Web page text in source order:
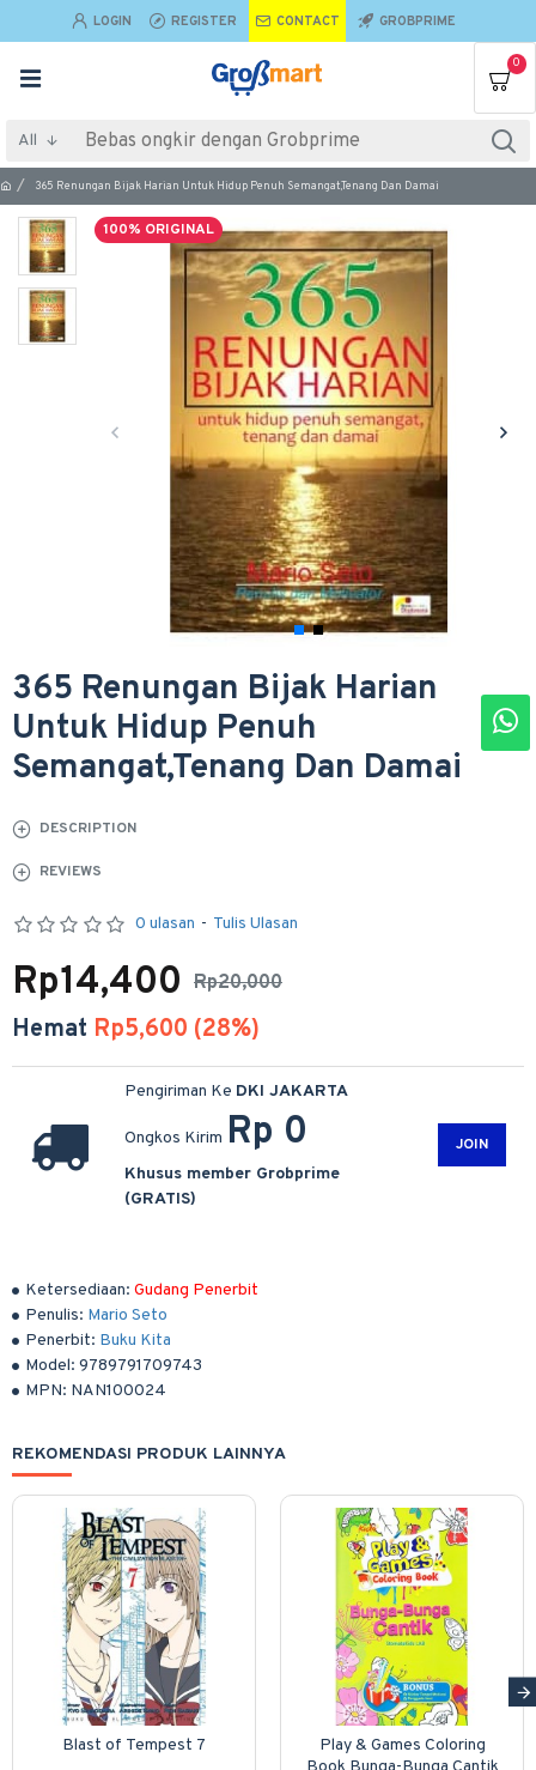
LOGIN REGISTER CONTACT GROBPRIME
0
All
365 Renungan Bijak Harian Untuk Hidup Penuh Semangat,Tenang Dan Damai
100% ORIGINAL
365 Renungan Bijak Harian
Untuk Hidup Penuh
Semangat,Tenang Dan Damai
DESCRIPTION
REVIEWS
Ketersediaan: Gudang Penerbit
Penulis: Mario Seto
Penerbit: Buku Kita
Model: 9789791709743
MPN: NAN100024
0 ulasan - Tulis Ulasan
Rp20,000
Rp14,400
Hemat Rp5,600 (28%)
Pengiriman Ke DKI JAKARTA
Ongkos Kirim Rp 0
Khusus member Grobprime
(GRATIS)
JOIN
REKOMENDASI PRODUK LAINNYA
Blast of Tempest 7
Play & Games Coloring